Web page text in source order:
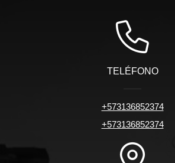
TELÉFONO
+573136852374
+573136852374